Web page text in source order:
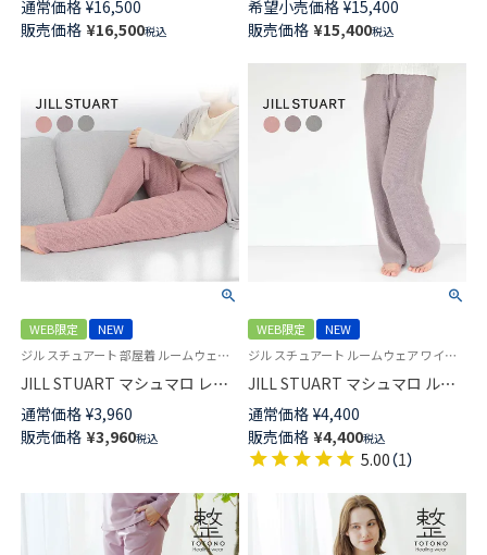
長袖 長丈パンツ Principe Pio
プリンシペピオ 73925772
通常価格 ¥16,500
販売価格 ¥16,500税込
ルイースフローラルパジャマ 長
袖 長丈パンツ 前ボタン レディ
ース 73285232
希望小売価格 ¥15,400
販売価格 ¥15,400税込
WEB限定
NEW
ジル スチュアート 部屋着 ルームウェア もこもこ生地
JILL STUART マシュマロ レギ
ンス レディース 93141007
通常価格 ¥3,960
販売価格 ¥3,960税込
WEB限定
NEW
ジル スチュアート ルームウェア ワイドパンツ 長ズボン もこもこ生地
JILL STUART マシュマロ ルー
ムパンツ レディース 93140006
通常価格 ¥4,400
販売価格 ¥4,400税込
5.00（1）